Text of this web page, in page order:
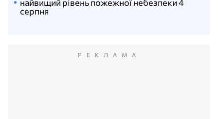
найвищий рівень пожежної небезпеки 4
серпня
РЕКЛАМА